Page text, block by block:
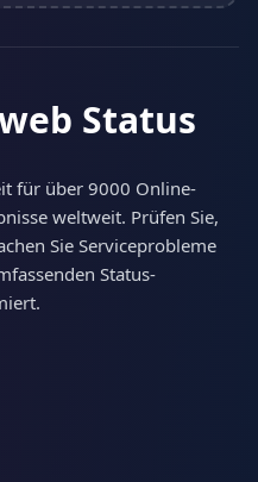
Status
für über 9000 Online-
weltweit. Prüfen Sie,
Sie Serviceprobleme
Status-